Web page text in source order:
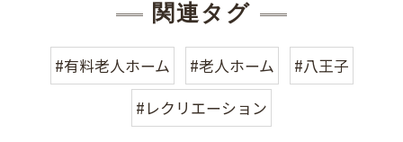
関連タグ
#有料老人ホーム #老人ホーム
#八王子
#レクリエーション